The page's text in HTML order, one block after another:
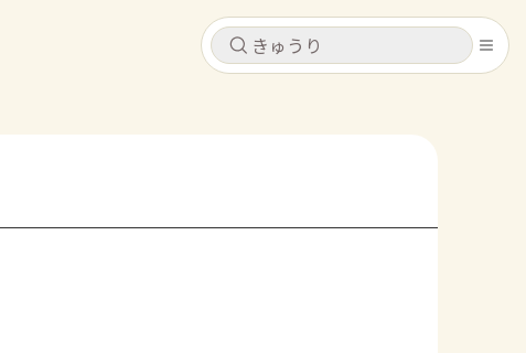
キャンセル
キャンセル